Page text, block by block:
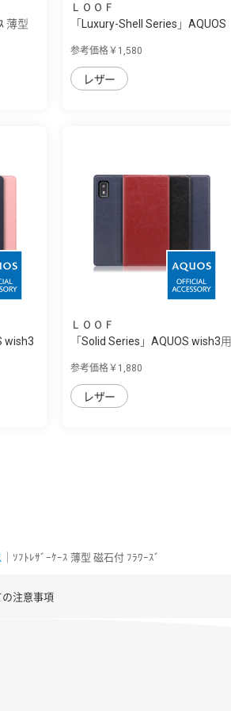
薄型
ＬＯＯＦ
「Luxury-Shell Series」AQUOS
参考価格￥1,580
レザー
wish3
ＬＯＯＦ
「Solid Series」AQUOS wish3用
参考価格￥1,880
レザー
｜ｿﾌﾄﾚｻﾞｰｹｰｽ 薄型 磁石付 ﾌﾗﾜｰｽﾞ
注意事項